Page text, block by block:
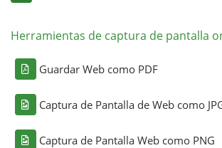
Herramientas de captura de pantalla
Guardar Web como PDF
Captura de Pantalla de Web como
Captura de Pantalla Web como PNG